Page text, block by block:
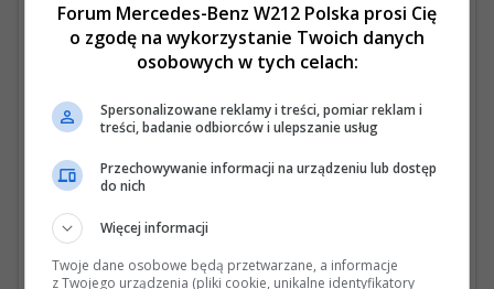
365 Nawigacja na twardym dysku
37U Zaawansowane usługi zdalnego dostępu
384 Moduł komunikacyjny Ramses High (4G)
3B5 Ocena zestaw krajowy Japonia NCAP
3S6 Technologia Hotend typu II-A
duży hamulec
403 System ogrzewania Airscarf z przodu
421 Automatyczna 9-biegowa skrzynia biegów
438 Wyświetlacz HUD Classic
Forum Mercedes-Benz W212 Polska prosi Cię
o zgodę na wykorzystanie Twoich danych
osobowych w tych celach:
Spersonalizowane reklamy i treści, pomiar reklam i
treści, badanie odbiorców i ulepszanie usług
Przechowywanie informacji na urządzeniu lub dostęp
do nich
Więcej informacji
Twoje dane osobowe będą przetwarzane, a informacje
z Twojego urządzenia (pliki cookie, unikalne identyfikatory